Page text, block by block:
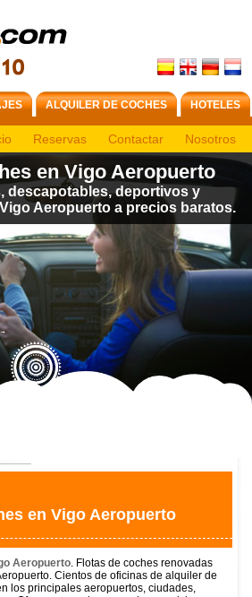
HOTELES
ALQUILER DE COCHES
Reservas Contactar Nosotros
en Vigo Aeropuerto
descapotables, deportivos y
Aeropuerto a precios baratos.
en Vigo Aeropuerto
Aeropuerto . Flotas de coches renovadas
Cientos de oficinas de alquiler de
los principales aeropuertos, ciudades,